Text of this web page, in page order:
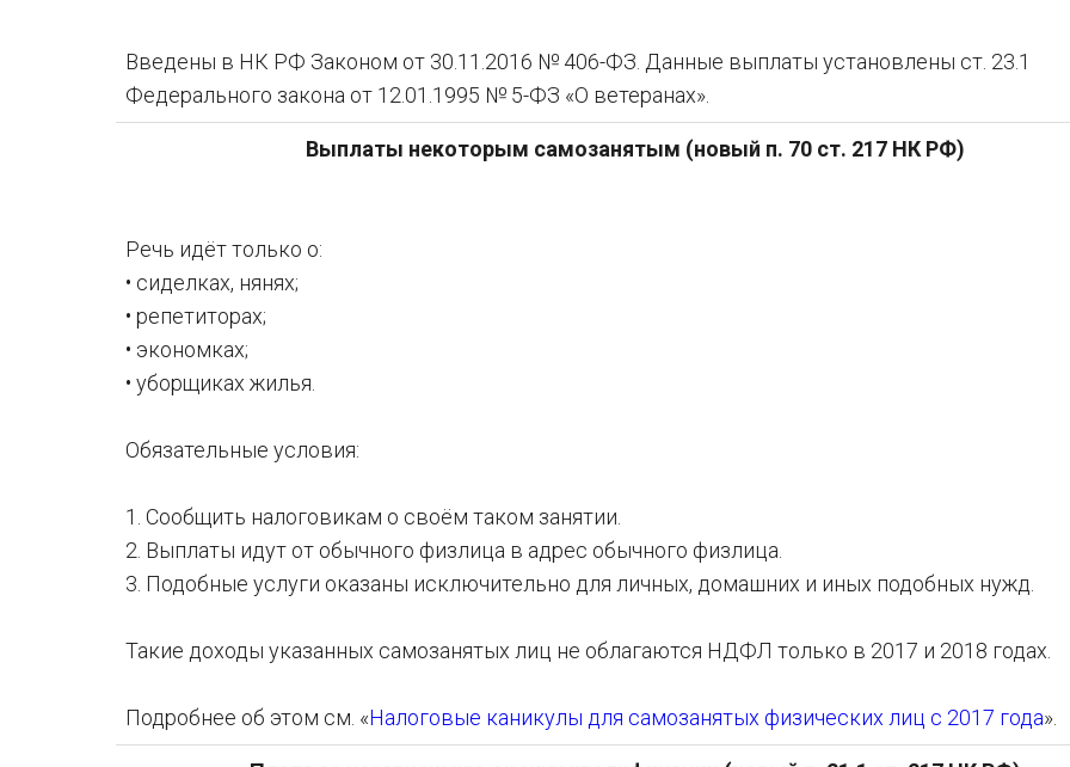
Введены в НК РФ Законом от 30.11.2016 № 406-ФЗ. Данные выплаты установлены ст. 23.1
Федерального закона от 12.01.1995 № 5-ФЗ «О ветеранах».
Выплаты некоторым самозанятым (новый п. 70 ст. 217 НК РФ)
Речь идёт только о:
• сиделках, нянях;
• репетиторах;
• экономках;
• уборщиках жилья.
Обязательные условия:
1. Сообщить налоговикам о своём таком занятии.
2. Выплаты идут от обычного физлица в адрес обычного физлица.
3. Подобные услуги оказаны исключительно для личных, домашних и иных подобных нужд.
Такие доходы указанных самозанятых лиц не облагаются НДФЛ только в 2017 и 2018 годах.
Подробнее об этом см. «Налоговые каникулы для самозанятых физических лиц с 2017 года».